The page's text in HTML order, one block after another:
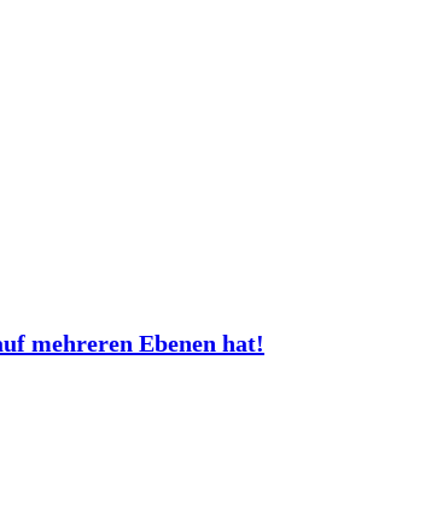
mehreren Ebenen hat!